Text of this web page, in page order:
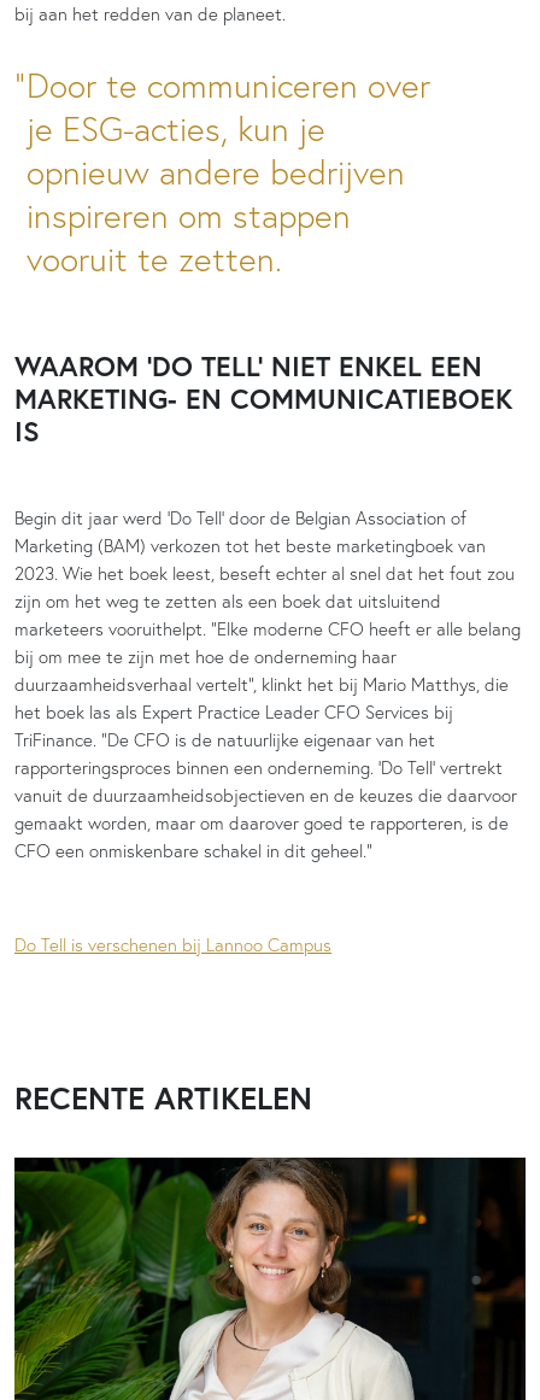
bij aan het redden van de planeet.
Door te communiceren over
je ESG-acties, kun je
opnieuw andere bedrijven
inspireren om stappen
vooruit te zetten.
WAAROM ‘DO TELL’ NIET ENKEL EEN
MARKETING- EN COMMUNICATIEBOEK
IS
Begin dit jaar werd ‘Do Tell’ door de Belgian Association of
Marketing (BAM) verkozen tot het beste marketingboek van
2023. Wie het boek leest, beseft echter al snel dat het fout zou
zijn om het weg te zetten als een boek dat uitsluitend
marketeers vooruithelpt. “Elke moderne CFO heeft er alle belang
bij om mee te zijn met hoe de onderneming haar
duurzaamheidsverhaal vertelt”, klinkt het bij Mario Matthys, die
het boek las als Expert Practice Leader CFO Services bij
TriFinance. “De CFO is de natuurlijke eigenaar van het
rapporteringsproces binnen een onderneming. ‘Do Tell’ vertrekt
vanuit de duurzaamheidsobjectieven en de keuzes die daarvoor
gemaakt worden, maar om daarover goed te rapporteren, is de
CFO een onmiskenbare schakel in dit geheel.”
Do Tell is verschenen bij Lannoo Campus
RECENTE ARTIKELEN